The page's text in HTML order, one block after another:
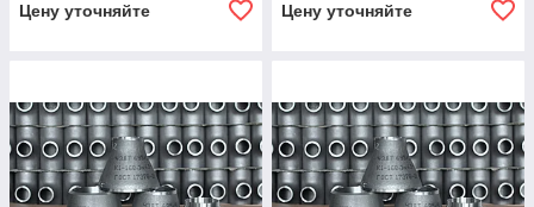
Цену уточняйте Цену уточняйте